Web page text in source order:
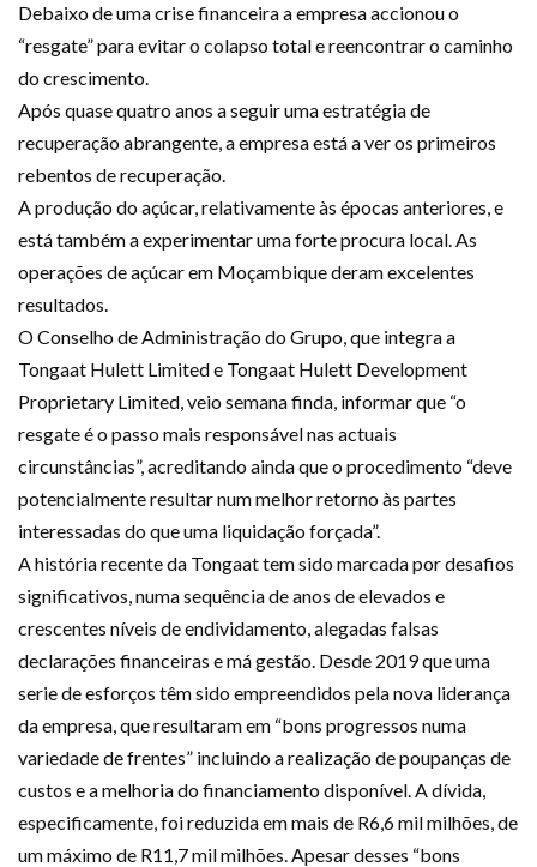
Debaixo de uma crise financeira a empresa accionou o
“resgate” para evitar o colapso total e reencontrar o caminho
do crescimento.
Após quase quatro anos a seguir uma estratégia de
recuperação abrangente, a empresa está a ver os primeiros
rebentos de recuperação.
A produção do açúcar, relativamente às épocas anteriores, e
está também a experimentar uma forte procura local. As
operações de açúcar em Moçambique deram excelentes
resultados.
O Conselho de Administração do Grupo, que integra a
Tongaat Hulett Limited e Tongaat Hulett Development
Proprietary Limited, veio semana finda, informar que “o
resgate é o passo mais responsável nas actuais
circunstâncias”, acreditando ainda que o procedimento “deve
potencialmente resultar num melhor retorno às partes
interessadas do que uma liquidação forçada”.
A história recente da Tongaat tem sido marcada por desafios
significativos, numa sequência de anos de elevados e
crescentes níveis de endividamento, alegadas falsas
declarações financeiras e má gestão. Desde 2019 que uma
serie de esforços têm sido empreendidos pela nova liderança
da empresa, que resultaram em “bons progressos numa
variedade de frentes” incluindo a realização de poupanças de
custos e a melhoria do financiamento disponível. A dívida,
especificamente, foi reduzida em mais de R6,6 mil milhões, de
um máximo de R11,7 mil milhões. Apesar desses “bons